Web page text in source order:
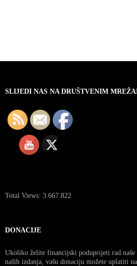
SLIJEDI NAS NA DRUŠTVENIM
Total Views: 3.667.822
DONACIJE
Ukoliko želite financijski poduprijeti rad naše
naših izdanja, vašu donaciju možete uplatiti